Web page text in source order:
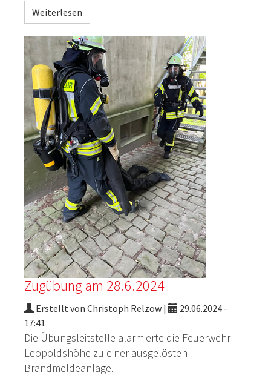
Weiterlesen
Zugübung am 28.6.2024
Erstellt von Christoph Relzow |
29.06.2024 -
17:41
Die Übungsleitstelle alarmierte die Feuerwehr
Leopoldshöhe zu einer ausgelösten
Brandmeldeanlage.